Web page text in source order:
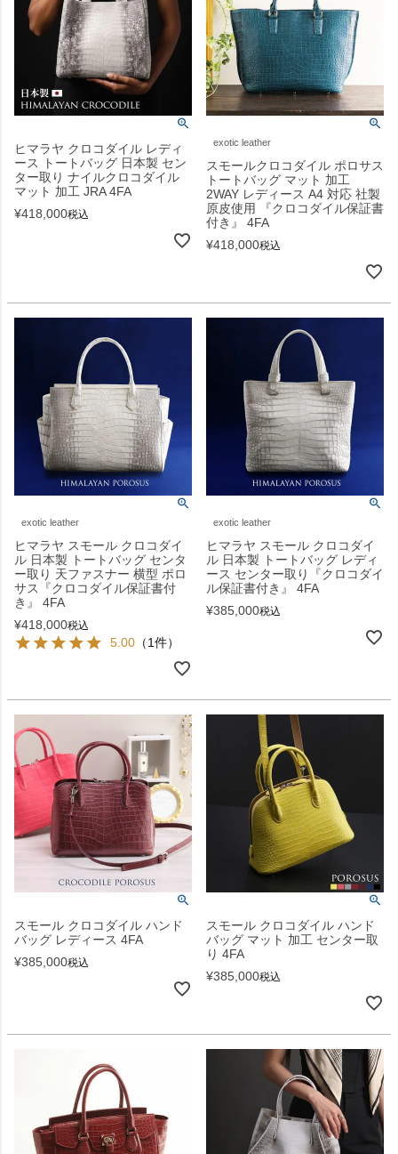
ヒマラヤ クロコダイル レディ
ース トートバッグ 日本製 セン
ター取り ナイルクロコダイル
マット 加工 JRA 4FA
¥418,000税込
exotic leather
スモールクロコダイル ポロサス
トートバッグ マット 加工
2WAY レディース A4 対応 社製
原皮使用 『クロコダイル保証書
付き』 4FA
¥418,000税込
exotic leather
ヒマラヤ スモール クロコダイ
ル 日本製 トートバッグ センタ
ー取り 天ファスナー 横型 ポロ
サス『クロコダイル保証書付
き』 4FA
¥418,000税込
5.00 （1件）
exotic leather
ヒマラヤ スモール クロコダイ
ル 日本製 トートバッグ レディ
ース センター取り『クロコダイ
ル保証書付き』 4FA
¥385,000税込
スモール クロコダイル ハンド
バッグ レディース 4FA
¥385,000税込
スモール クロコダイル ハンド
バッグ マット 加工 センター取
り 4FA
¥385,000税込